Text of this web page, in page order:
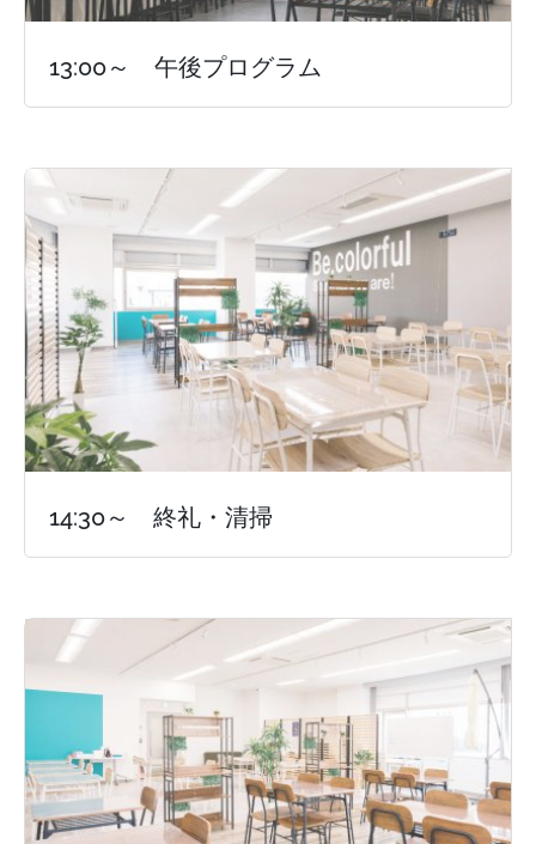
13:00～ 午後プログラム
14:30～ 終礼・清掃